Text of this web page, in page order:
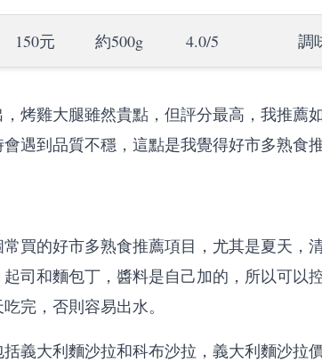
150元 約500g 4.0/5 調
烤雞大腿雖然貴點，但評分最高，我推薦
遇到品質不穩，這點是我覺得好市多熟食
買的好市多熟食推薦項目，尤其是夏天，
司和麵包丁，醬料是自己加的，所以可以
完，否則容易出水。
義大利麵沙拉和科布沙拉，義大利麵沙拉